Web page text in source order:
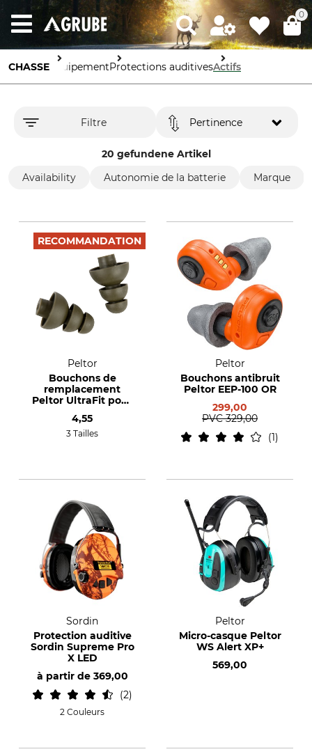
0
CHASSE ÉquipementProtections auditivesActifs
Filtre
20 gefundene Artikel
Pertinence
Availability Autonomie de la batterie Marque
RECOMMANDATION
Peltor
Bouchons de
remplacement
Peltor UltraFit pour
LEP-100
4,55
3 Tailles
Peltor
Bouchons antibruit
Peltor EEP-100 OR
299,00
PVC 329,00
1
Sordin
Protection auditive
Sordin Supreme Pro
X LED
à partir de 369,00
2
2 Couleurs
Peltor
Micro-casque Peltor
WS Alert XP+
569,00